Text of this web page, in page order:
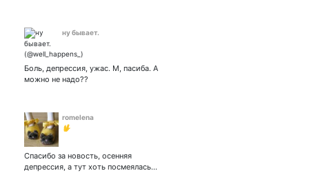
ну бывает.
Боль, депрессия, ужас. М, пасиба. А
можно не надо??
romelena
🖖
Спасибо за новость, осенняя
депрессия, а тут хоть посмеялась...